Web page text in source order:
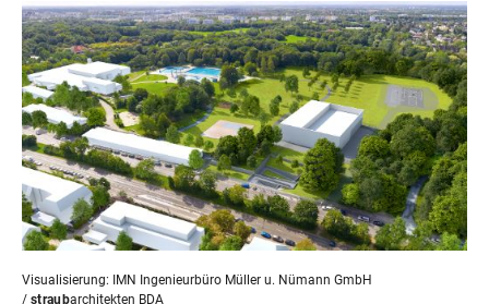
Visualisierung: IMN Ingenieurbüro Müller u. Nümann GmbH
/ straubarchitekten BDA